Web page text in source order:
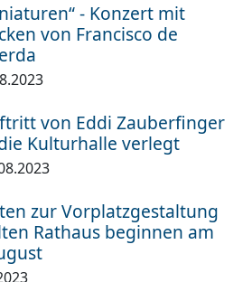
- Konzert mit
von Francisco de
von Eddi Zauberfinger
Kulturhalle verlegt
zur Vorplatzgestaltung
Rathaus beginnen am